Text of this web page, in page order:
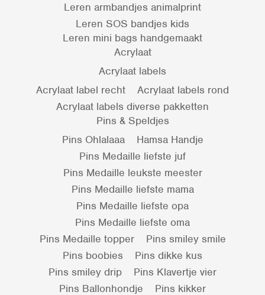
Leren armbandjes animalprint
Leren SOS bandjes kids
Leren mini bags handgemaakt
Acrylaat
Acrylaat labels
Acrylaat label recht
Acrylaat labels rond
Acrylaat labels diverse pakketten
Pins & Speldjes
Pins Ohlalaaa
Hamsa Handje
Pins Medaille liefste juf
Pins Medaille leukste meester
Pins Medaille liefste mama
Pins Medaille liefste opa
Pins Medaille liefste oma
Pins Medaille topper
Pins smiley smile
Pins boobies
Pins dikke kus
Pins smiley drip
Pins Klavertje vier
Pins Ballonhondje
Pins kikker